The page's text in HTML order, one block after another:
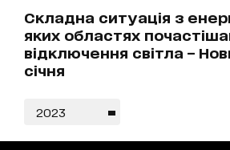
Складна ситуація з
яких областях
відключення світла –
січня
2023